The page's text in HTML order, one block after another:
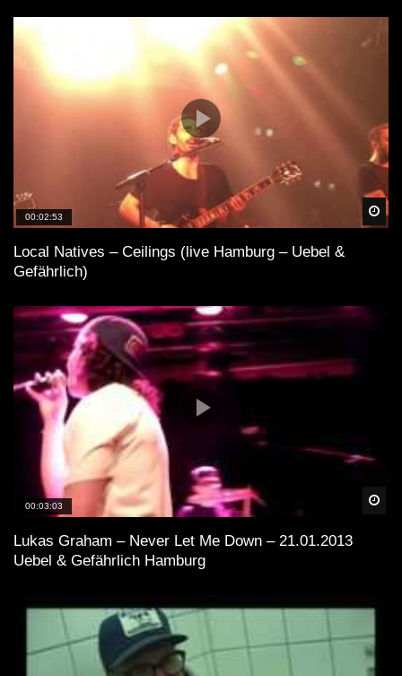
00:02:53
Local Natives – Ceilings (live Hamburg – Uebel &
Gefährlich)
00:03:03
Lukas Graham – Never Let Me Down – 21.01.2013
Uebel & Gefährlich Hamburg